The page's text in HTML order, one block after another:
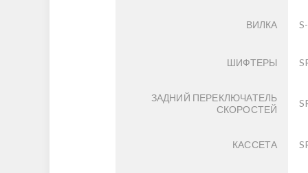
ВИЛКА
ШИФТЕРЫ
ЗАДНИЙ ПЕРЕКЛЮЧАТЕЛЬ
СКОРОСТЕЙ
КАССЕТА